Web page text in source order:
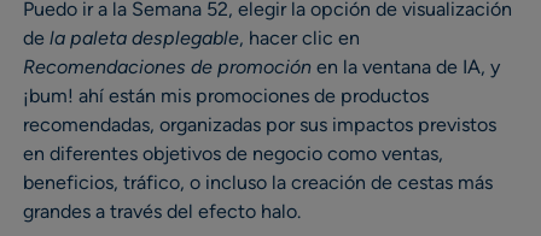
Puedo ir a la Semana 52, elegir la opción de visualización
de la paleta desplegable, hacer clic en
Recomendaciones de promoción en la ventana de IA, y
¡bum! ahí están mis promociones de productos
recomendadas, organizadas por sus impactos previstos
en diferentes objetivos de negocio como ventas,
beneficios, tráfico, o incluso la creación de cestas más
grandes a través del efecto halo.